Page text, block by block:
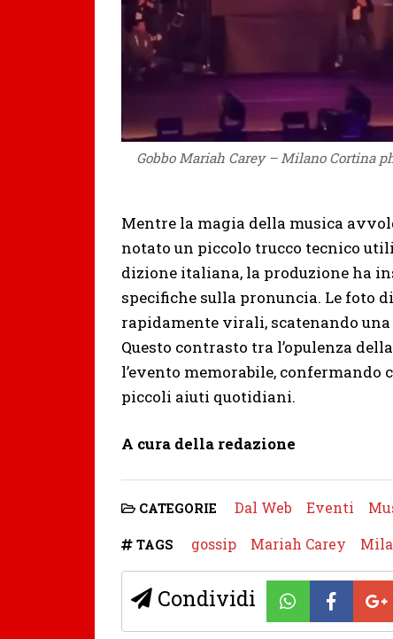
Gobbo Mariah Carey – Milano Cortina
Mentre la magia della musica
notato un piccolo trucco tecnico
dizione italiana, la produzione ha
specifiche sulla pronuncia. Le foto
rapidamente virali, scatenando
Questo contrasto tra l’opulenza
l’evento memorabile, confermando
piccoli aiuti quotidiani.
A cura della redazione
CATEGORIE Dal Web Eventi
TAGS gossip Mariah Carey
Condividi